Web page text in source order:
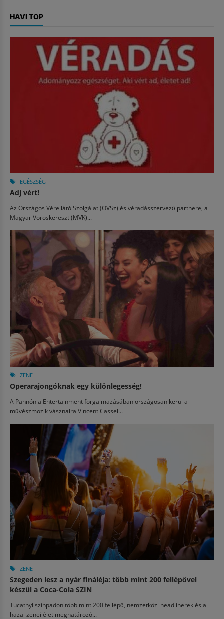
HAVI TOP
EGÉSZSÉG
Adj vért!
Az Országos Vérellátó Szolgálat (OVSz) és véradásszervező partnere, a
Magyar Vöröskereszt (MVK)...
ZENE
Operarajongóknak egy különlegesség!
A Pannónia Entertainment forgalmazásában országosan kerül a
művészmozik vásznaira Vincent Cassel...
ZENE
Szegeden lesz a nyár fináléja: több mint 200 fellépővel
készül a Coca-Cola SZIN
Tucatnyi színpadon több mint 200 fellépő, nemzetközi headlinerek és a
hazai zenei élet meghatározó...